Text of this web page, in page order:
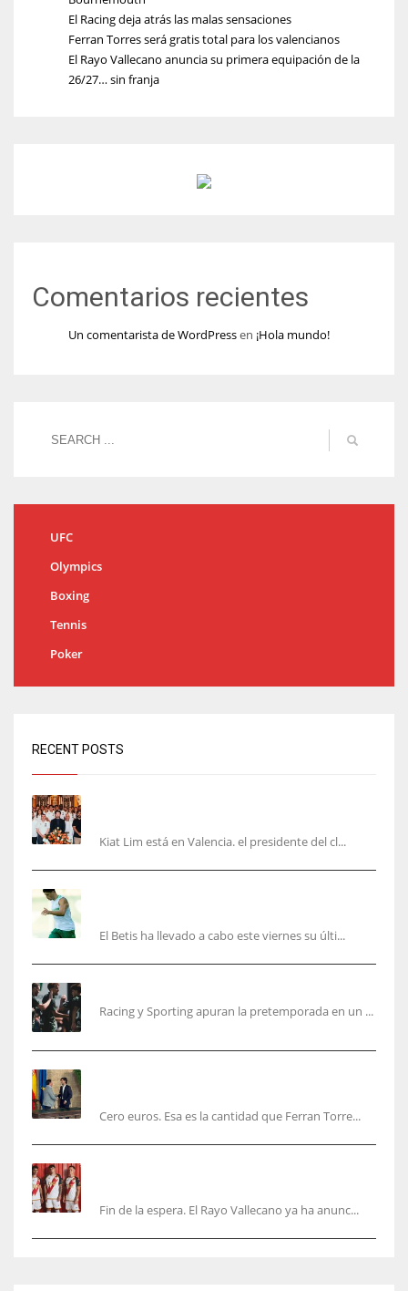
El Racing deja atrás las malas sensaciones
Ferran Torres será gratis total para los valencianos
El Rayo Vallecano anuncia su primera equipación de la
26/27… sin franja
Comentarios recientes
Un comentarista de WordPressen ¡Hola mundo!
UFC
Olympics
Boxing
Tennis
Poker
RECENT POSTS
Kiat Lim está en Valencia. el presidente del cl...
El Betis ha llevado a cabo este viernes su últi...
Racing y Sporting apuran la pretemporada en un ...
Cero euros. Esa es la cantidad que Ferran Torre...
Fin de la espera. El Rayo Vallecano ya ha anunc...